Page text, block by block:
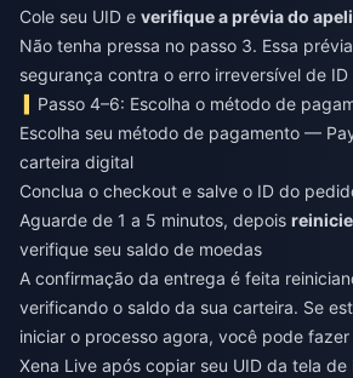
Cole seu UID e verifique a prévia do
Não tenha pressa no passo 3. Essa
segurança contra o erro irreversível de ID
Passo 4–6: Escolha o método de
Escolha seu método de pagamento —
carteira digital
Conclua o checkout e salve o ID do
Aguarde de 1 a 5 minutos, depois
verifique seu saldo de moedas
A confirmação da entrega é feita
verificando o saldo da sua carteira. Se
iniciar o processo agora, você pode fazer
Xena Live após copiar seu UID da tela de